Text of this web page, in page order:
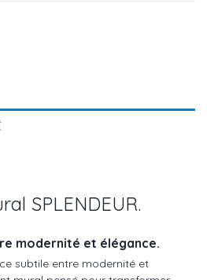
SPLENDEUR.
modernité et élégance.
subtile entre modernité et